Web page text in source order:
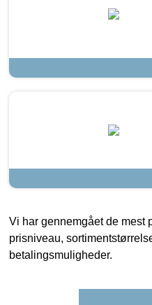
Vi har gennemgået de mest
prisniveau,
betalingsmuligheder.